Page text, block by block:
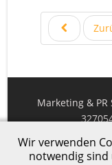
Marketing & PR
Wir verwenden
notwendig sind